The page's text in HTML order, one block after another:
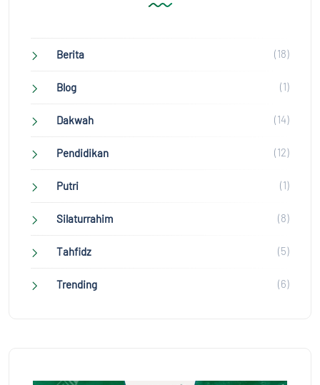
Berita (18)
Blog (1)
Dakwah (14)
Pendidikan (12)
Putri (1)
Silaturrahim (8)
Tahfidz (5)
Trending (6)